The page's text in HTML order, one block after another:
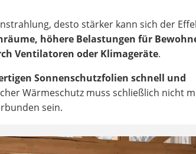
desto stärker kann sich der
höhere Belastungen für
Ventilatoren oder Klimageräte.
Sonnenschutzfolien schnell und
Wärmeschutz muss schließlich nicht
sein.